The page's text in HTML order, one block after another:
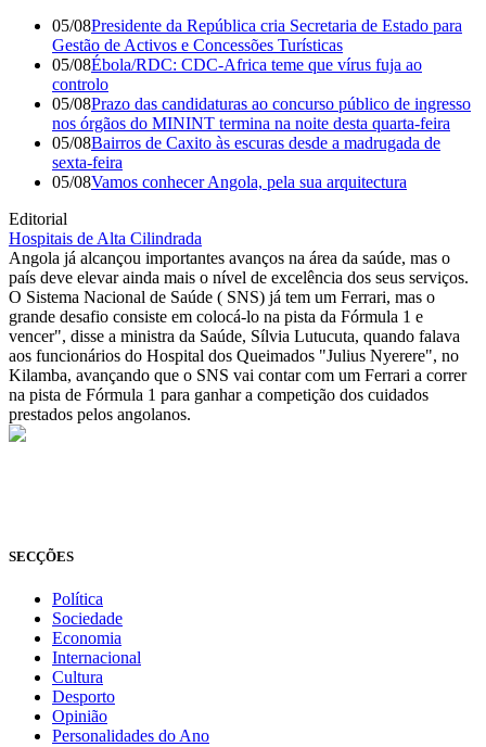
05/08Presidente da República cria Secretaria de Estado para
Gestão de Activos e Concessões Turísticas
05/08Ébola/RDC: CDC-Africa teme que vírus fuja ao
controlo
05/08Prazo das candidaturas ao concurso público de ingresso
nos órgãos do MININT termina na noite desta quarta-feira
05/08Bairros de Caxito às escuras desde a madrugada de
sexta-feira
05/08Vamos conhecer Angola, pela sua arquitectura
Editorial
Hospitais de Alta Cilindrada
Angola já alcançou importantes avanços na área da saúde, mas o
país deve elevar ainda mais o nível de excelência dos seus serviços.
O Sistema Nacional de Saúde ( SNS) já tem um Ferrari, mas o
grande desafio consiste em colocá-lo na pista da Fórmula 1 e
vencer", disse a ministra da Saúde, Sílvia Lutucuta, quando falava
aos funcionários do Hospital dos Queimados "Julius Nyerere", no
Kilamba, avançando que o SNS vai contar com um Ferrari a correr
na pista de Fórmula 1 para ganhar a competição dos cuidados
prestados pelos angolanos.
SECÇÕES
Política
Sociedade
Economia
Internacional
Cultura
Desporto
Opinião
Personalidades do Ano